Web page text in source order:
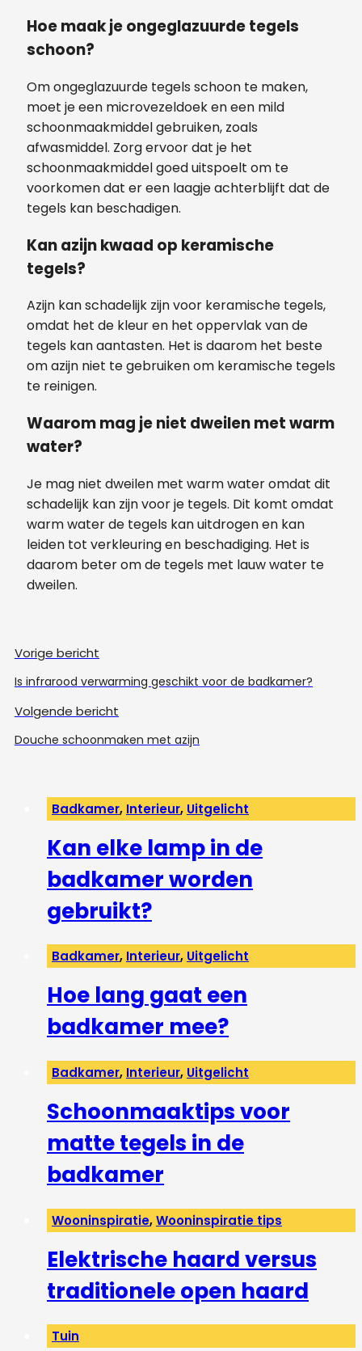
Hoe maak je ongeglazuurde tegels
schoon?
Om ongeglazuurde tegels schoon te maken,
moet je een microvezeldoek en een mild
schoonmaakmiddel gebruiken, zoals
afwasmiddel. Zorg ervoor dat je het
schoonmaakmiddel goed uitspoelt om te
voorkomen dat er een laagje achterblijft dat de
tegels kan beschadigen.
Kan azijn kwaad op keramische
tegels?
Azijn kan schadelijk zijn voor keramische tegels,
omdat het de kleur en het oppervlak van de
tegels kan aantasten. Het is daarom het beste
om azijn niet te gebruiken om keramische tegels
te reinigen.
Waarom mag je niet dweilen met warm
water?
Je mag niet dweilen met warm water omdat dit
schadelijk kan zijn voor je tegels. Dit komt omdat
warm water de tegels kan uitdrogen en kan
leiden tot verkleuring en beschadiging. Het is
daarom beter om de tegels met lauw water te
dweilen.
Vorige bericht
Is infrarood verwarming geschikt voor de badkamer?
Volgende bericht
Douche schoonmaken met azijn
Badkamer, Interieur, Uitgelicht
Kan elke lamp in de
badkamer worden
gebruikt?
Badkamer, Interieur, Uitgelicht
Hoe lang gaat een
badkamer mee?
Badkamer, Interieur, Uitgelicht
Schoonmaaktips voor
matte tegels in de
badkamer
Wooninspiratie,Wooninspiratie tips
Elektrische haard versus
traditionele open haard
Tuin